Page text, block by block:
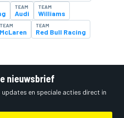
TEAM
Audi
TEAM
Williams
TEAM
McLaren
TEAM
Red Bull Racing
nieuwsbrief
en speciale acties direct in